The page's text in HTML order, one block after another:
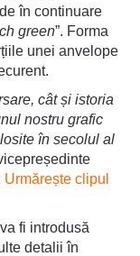
în continuare
green”. Forma
unei anvelope
cât și istoria
nostru grafic
în secolul al
Urmărește clipul
fi introdusă
detalii în